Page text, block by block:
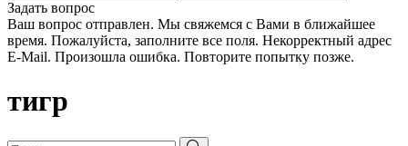
Задать вопрос
Ваш вопрос отправлен. Мы свяжемся с Вами в ближайшее
время. Пожалуйста, заполните все поля. Некорректный адрес
E-Mail. Произошла ошибка. Повторите попытку позже.
тигр